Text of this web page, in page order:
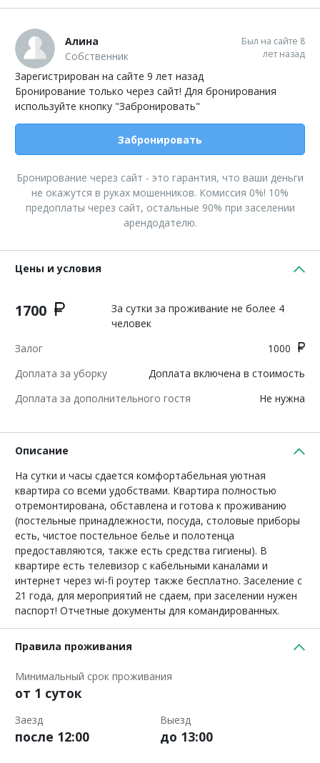
Алина
Собственник
Был на сайте 8
лет назад
Зарегистрирован на сайте 9 лет назад
Бронирование только через сайт! Для бронирования
используйте кнопку "Забронировать"
Забронировать
Бронирование через сайт - это гарантия, что ваши деньги
не окажутся в руках мошенников. Комиссия 0%! 10%
предоплаты через сайт, остальные 90% при заселении
арендодателю.
Цены и условия
1700
За сутки за проживание не более 4
человек
Залог
1000
Доплата за уборку
Доплата включена в стоимость
Доплата за дополнительного гостя
Не нужна
Описание
На сутки и часы сдается комфортабельная уютная
квартира со всеми удобствами. Квартира полностью
отремонтирована, обставлена и готова к проживанию
(постельные принадлежности, посуда, столовые приборы
есть, чистое постельное белье и полотенца
предоставляются, также есть средства гигиены). В
квартире есть телевизор с кабельными каналами и
интернет через wi-fi роутер также бесплатно. Заселение с
21 года, для мероприятий не сдаем, при заселении нужен
паспорт! Отчетные документы для командированных.
Правила проживания
Минимальный срок проживания
от 1 суток
Заезд
после 12:00
Выезд
до 13:00